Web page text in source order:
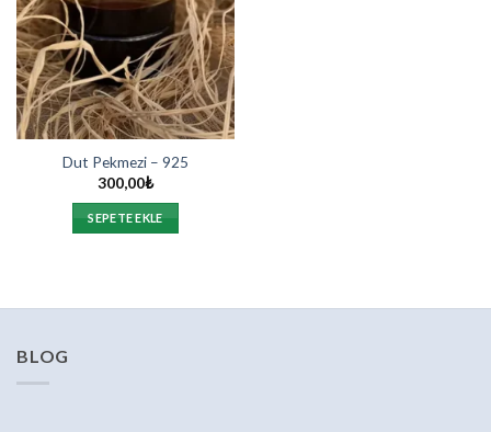
Dut Pekmezi – 925
300,00₺
SEPETE EKLE
BLOG